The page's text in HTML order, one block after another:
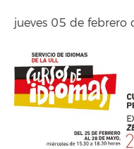
jueves 05 de febrero